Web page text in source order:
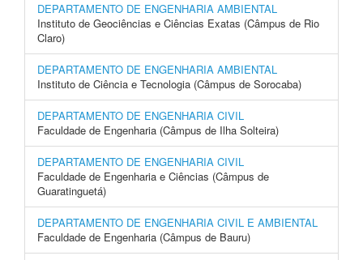
DEPARTAMENTO DE ENGENHARIA AMBIENTAL
Instituto de Geociências e Ciências Exatas (Câmpus de Rio
Claro)
DEPARTAMENTO DE ENGENHARIA AMBIENTAL
Instituto de Ciência e Tecnologia (Câmpus de Sorocaba)
DEPARTAMENTO DE ENGENHARIA CIVIL
Faculdade de Engenharia (Câmpus de Ilha Solteira)
DEPARTAMENTO DE ENGENHARIA CIVIL
Faculdade de Engenharia e Ciências (Câmpus de
Guaratinguetá)
DEPARTAMENTO DE ENGENHARIA CIVIL E AMBIENTAL
Faculdade de Engenharia (Câmpus de Bauru)